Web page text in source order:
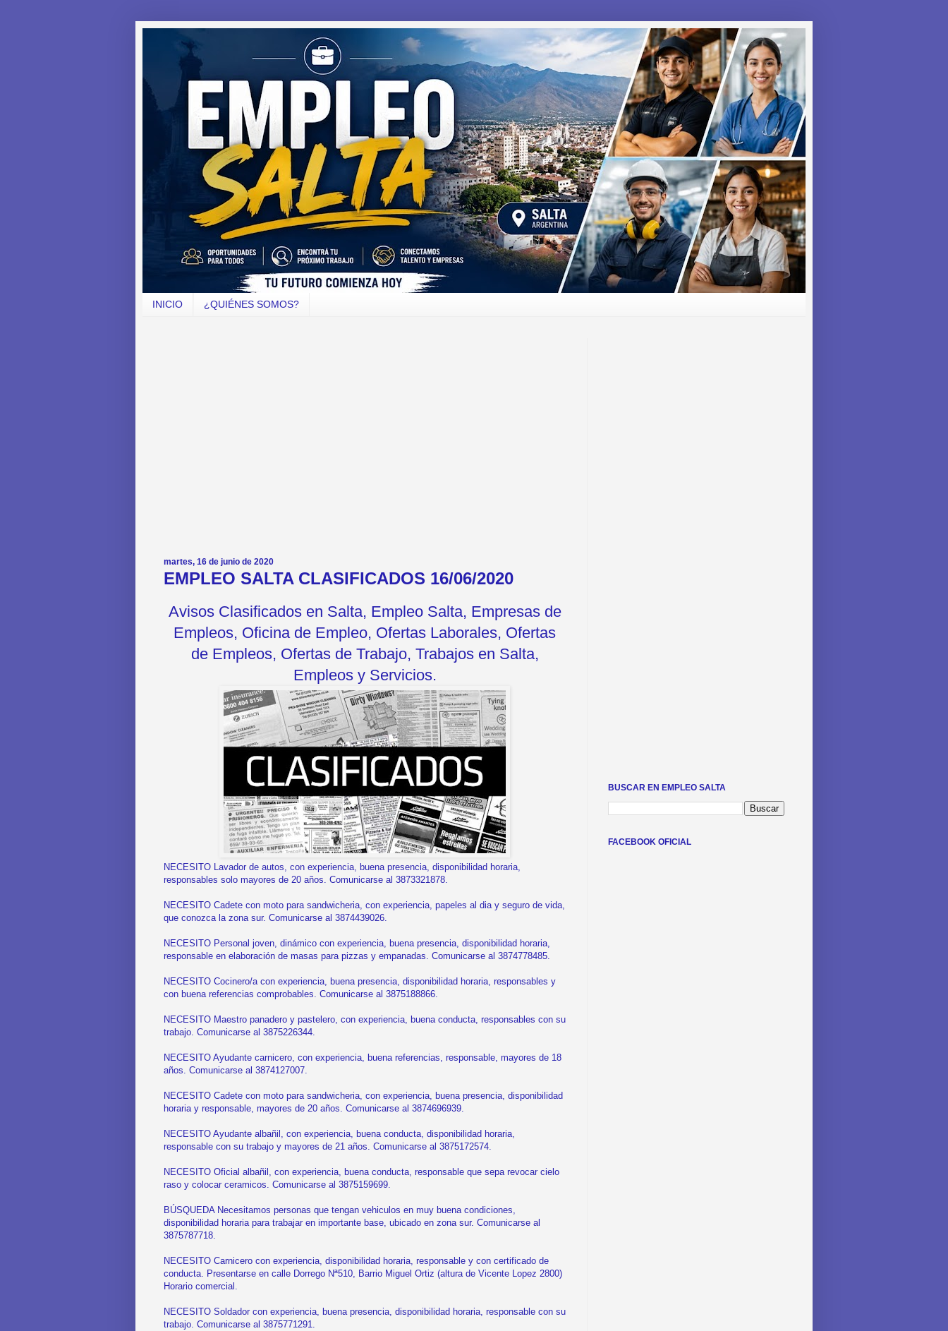
INICIO ¿QUIÉNES SOMOS?
martes, 16 de junio de 2020
EMPLEO SALTA CLASIFICADOS 16/06/2020
Avisos Clasificados en Salta, Empleo Salta, Empresas de
Empleos, Oficina de Empleo, Ofertas Laborales, Ofertas
de Empleos, Ofertas de Trabajo, Trabajos en Salta,
Empleos y Servicios.
NECESITO Lavador de autos, con experiencia, buena presencia, disponibilidad horaria,
responsables solo mayores de 20 años. Comunicarse al 3873321878.
NECESITO Cadete con moto para sandwicheria, con experiencia, papeles al dia y seguro de vida,
que conozca la zona sur. Comunicarse al 3874439026.
NECESITO Personal joven, dinámico con experiencia, buena presencia, disponibilidad horaria,
responsable en elaboración de masas para pizzas y empanadas. Comunicarse al 3874778485.
NECESITO Cocinero/a con experiencia, buena presencia, disponibilidad horaria, responsables y
con buena referencias comprobables. Comunicarse al 3875188866.
NECESITO Maestro panadero y pastelero, con experiencia, buena conducta, responsables con su
trabajo. Comunicarse al 3875226344.
NECESITO Ayudante carnicero, con experiencia, buena referencias, responsable, mayores de 18
años. Comunicarse al 3874127007.
NECESITO Cadete con moto para sandwicheria, con experiencia, buena presencia, disponibilidad
horaria y responsable, mayores de 20 años. Comunicarse al 3874696939.
NECESITO Ayudante albañil, con experiencia, buena conducta, disponibilidad horaria,
responsable con su trabajo y mayores de 21 años. Comunicarse al 3875172574.
NECESITO Oficial albañil, con experiencia, buena conducta, responsable que sepa revocar cielo
raso y colocar ceramicos. Comunicarse al 3875159699.
BÚSQUEDA Necesitamos personas que tengan vehiculos en muy buena condiciones,
disponibilidad horaria para trabajar en importante base, ubicado en zona sur. Comunicarse al
3875787718.
NECESITO Carnicero con experiencia, disponibilidad horaria, responsable y con certificado de
conducta. Presentarse en calle Dorrego Nª510, Barrio Miguel Ortiz (altura de Vicente Lopez 2800)
Horario comercial.
NECESITO Soldador con experiencia, buena presencia, disponibilidad horaria, responsable con su
trabajo. Comunicarse al 3875771291.
BUSCAR EN EMPLEO SALTA
FACEBOOK OFICIAL